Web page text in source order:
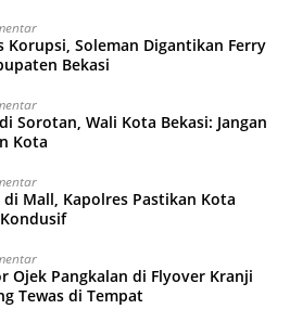
Korupsi, Soleman Digantikan Ferry
Bekasi
Sorotan, Wali Kota Bekasi: Jangan
Kota
di Mall, Kapolres Pastikan Kota
Ojek Pangkalan di Flyover Kranji
Tewas di Tempat